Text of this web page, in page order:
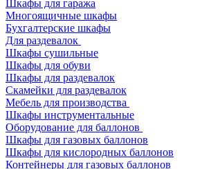
Шкафы для гаража
Многоящичные шкафы
Бухгалтерские шкафы
Для раздевалок
Шкафы сушильные
Шкафы для обуви
Шкафы для раздевалок
Скамейки для раздевалок
Мебель для производства
Шкафы инструментальные
Оборудование для баллонов
Шкафы для газовых баллонов
Шкафы для кислородных баллонов
Контейнеры для газовых баллонов